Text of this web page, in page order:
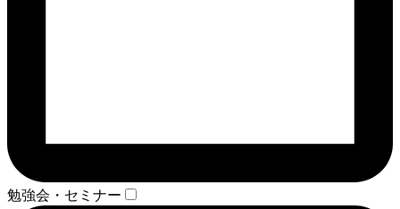
勉強会・セミナー